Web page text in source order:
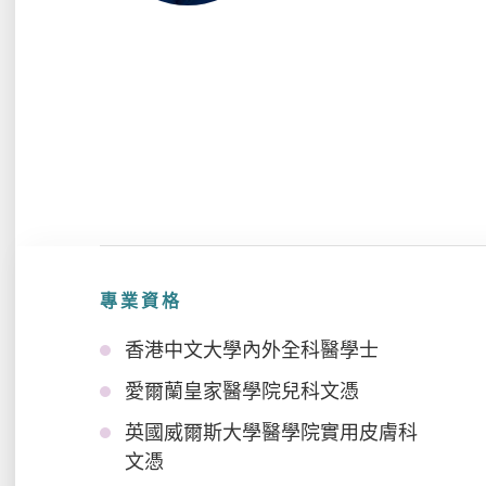
專業資格
香港中文大學內外全科醫學士
愛爾蘭皇家醫學院兒科文憑
英國威爾斯大學醫學院實用皮膚科
文憑